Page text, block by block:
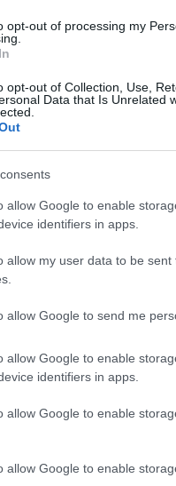
opt-out of processing my
opt-out of Collection, Use,
Data that Is Unrelated
allow Google to enable
identifiers in apps.
allow my user data to be
allow Google to send me
allow Google to enable
identifiers in apps.
allow Google to enable
allow Google to enable